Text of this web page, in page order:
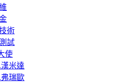
術
試
使
米達
瑞歐